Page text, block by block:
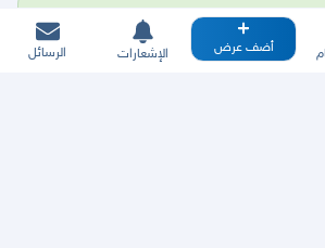
وفّي لضمان عمليات الشراء الهامة.
أضف عرض الإشعارات الرسائل